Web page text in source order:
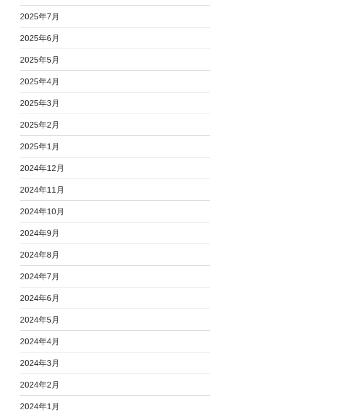
2025年7月
2025年6月
2025年5月
2025年4月
2025年3月
2025年2月
2025年1月
2024年12月
2024年11月
2024年10月
2024年9月
2024年8月
2024年7月
2024年6月
2024年5月
2024年4月
2024年3月
2024年2月
2024年1月